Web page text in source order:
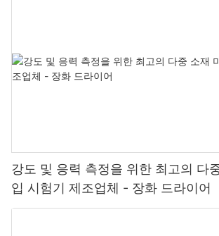
강도 및 응력 측정을 위한 최고의 다
입 시험기 제조업체 - 장화 드라이어